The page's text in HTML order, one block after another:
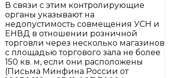
В связи с этим контролирующие
органы указывают на
недопустимость совмещения УСН и
ЕНВД в отношении розничной
торговли через несколько магазинов
с площадью торгового зала не более
150 кв. м, если они расположены
(Письма Минфина России от